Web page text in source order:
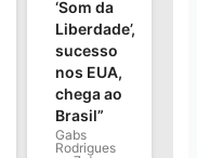
‘Som da
Liberdade’,
sucesso
nos EUA,
chega ao
Brasil”
Gabs
Rodrigues